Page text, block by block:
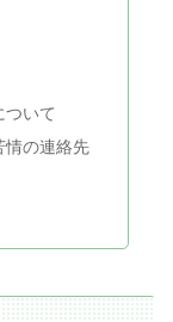
ついて
情の連絡先